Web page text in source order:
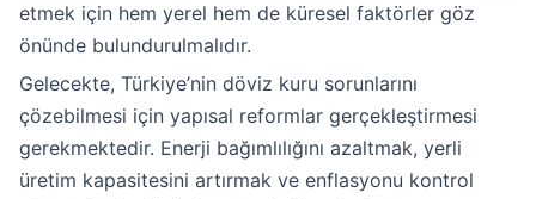
etmek için hem yerel hem de küresel faktörler göz
önünde bulundurulmalıdır.
Gelecekte, Türkiye’nin döviz kuru sorunlarını
çözebilmesi için yapısal reformlar gerçekleştirmesi
gerekmektedir. Enerji bağımlılığını azaltmak, yerli
üretim kapasitesini artırmak ve enflasyonu kontrol